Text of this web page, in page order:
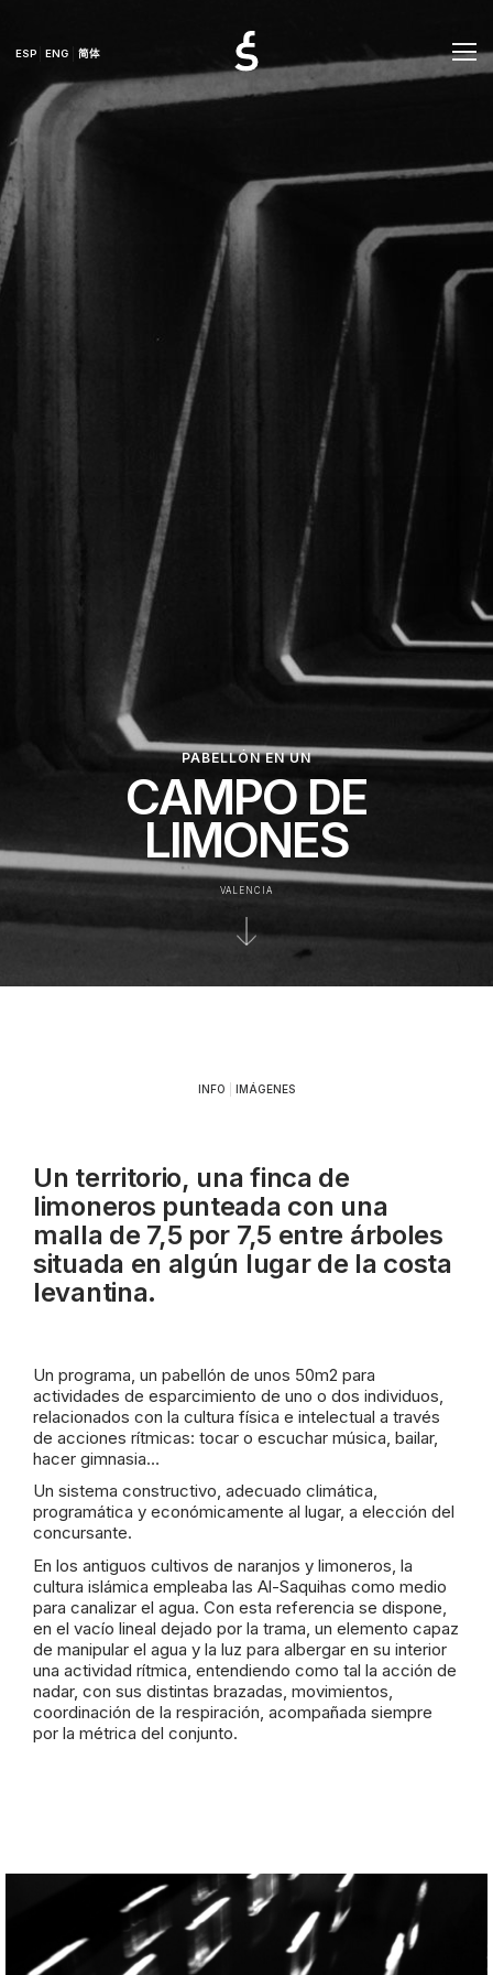
ESP ENG 简体
PABELLÓN EN UN
CAMPO DE
LIMONES
VALENCIA
INFO IMÁGENES
Un territorio, una finca de
limoneros punteada con una
malla de 7,5 por 7,5 entre árboles
situada en algún lugar de la costa
levantina.
Un programa, un pabellón de unos 50m2 para
actividades de esparcimiento de uno o dos individuos,
relacionados con la cultura física e intelectual a través
de acciones rítmicas: tocar o escuchar música, bailar,
hacer gimnasia…
Un sistema constructivo, adecuado climática,
programática y económicamente al lugar, a elección del
concursante.
En los antiguos cultivos de naranjos y limoneros, la
cultura islámica empleaba las Al-Saquihas como medio
para canalizar el agua. Con esta referencia se dispone,
en el vacío lineal dejado por la trama, un elemento capaz
de manipular el agua y la luz para albergar en su interior
una actividad rítmica, entendiendo como tal la acción de
nadar, con sus distintas brazadas, movimientos,
coordinación de la respiración, acompañada siempre
por la métrica del conjunto.